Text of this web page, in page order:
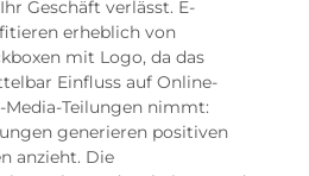
Geschäft verlässt. E-
erheblich von
mit Logo, da das
Einfluss auf Online-
Teilungen nimmt:
generieren positiven
anzieht. Die